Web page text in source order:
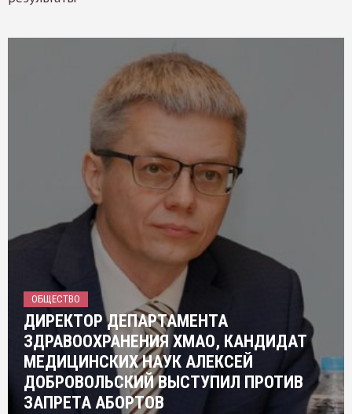
ОБЩЕСТВО
ДИРЕКТОР ДЕПАРТАМЕНТА
ЗДРАВООХРАНЕНИЯ ХМАО, КАНДИДАТ
МЕДИЦИНСКИХ НАУК АЛЕКСЕЙ
ДОБРОВОЛЬСКИЙ ВЫСТУПИЛ ПРОТИВ
ЗАПРЕТА АБОРТОВ